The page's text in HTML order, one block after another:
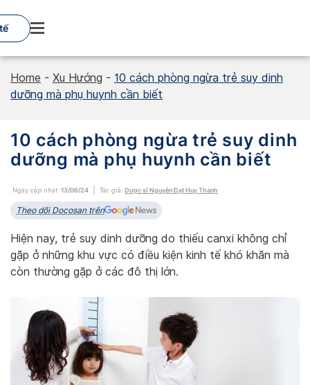
to
content
Home - Xu Hướng - 10 cách phòng ngừa trẻ suy dinh
dưỡng mà phụ huynh cần biết
10 cách phòng ngừa trẻ suy dinh
dưỡng mà phụ huynh cần biết
Ngày cập nhật: 13/06/24 Tác giả: Dược sĩ Nguyễn Đạt Huy Thanh
Theo dõi Docosan trên
Hiện nay, trẻ suy dinh dưỡng do thiếu canxi không chỉ
gặp ở những khu vực có điều kiện kinh tế khó khăn mà
còn thường gặp ở các đô thị lớn.